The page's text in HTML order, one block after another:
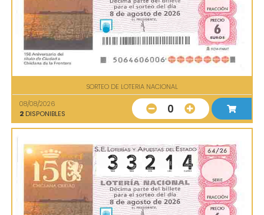
SORTEO DE LOTERIA NACIONAL
08/08/2026
2 DISPONIBLES 0